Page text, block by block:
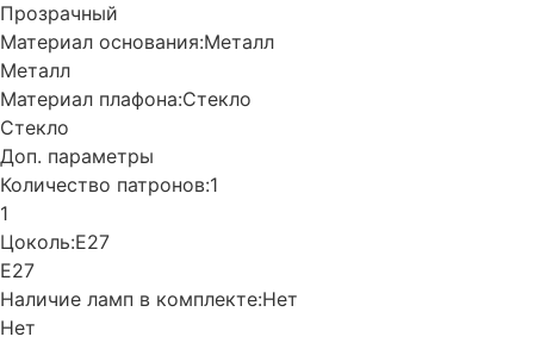
Прозрачный
Материал основания:Металл
Металл
Материал плафона:Стекло
Стекло
Доп. параметры
Количество патронов:1
1
Цоколь:Е27
Е27
Наличие ламп в комплекте:Нет
Нет